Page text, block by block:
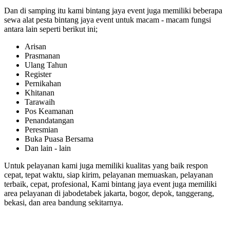
Dan di samping itu kami bintang jaya event juga memiliki beberapa
sewa alat pesta bintang jaya event untuk macam - macam fungsi
antara lain seperti berikut ini;
Arisan
Prasmanan
Ulang Tahun
Register
Pernikahan
Khitanan
Tarawaih
Pos Keamanan
Penandatangan
Peresmian
Buka Puasa Bersama
Dan lain - lain
Untuk pelayanan kami juga memiliki kualitas yang baik respon
cepat, tepat waktu, siap kirim, pelayanan memuaskan, pelayanan
terbaik, cepat, profesional, Kami bintang jaya event juga memiliki
area pelayanan di jabodetabek jakarta, bogor, depok, tanggerang,
bekasi, dan area bandung sekitarnya.